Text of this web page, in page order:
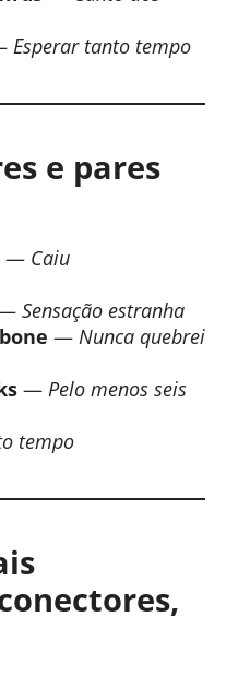
Esperar tanto tempo
e pares
— Caiu
Sensação estranha
— Nunca quebrei
— Pelo menos seis
tempo